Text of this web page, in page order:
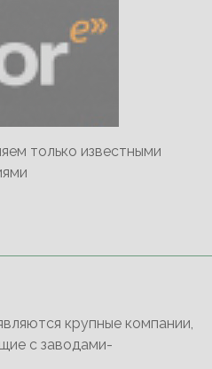
только известными
крупные компании,
с заводами-